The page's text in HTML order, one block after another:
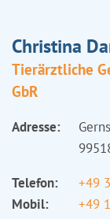
Christina
Tierärztliche
GbR
Adresse:
Telefon:
+49
Mobil:
+49